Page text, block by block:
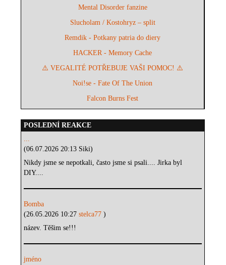
Mental Disorder fanzine
Slucholam / Kostohryz – split
Remdik - Potkany patria do diery
HACKER - Memory Cache
⚠️ VEGALITÉ POTŘEBUJE VAŠI POMOC! ⚠️
Noi!se - Fate Of The Union
Falcon Burns Fest
POSLEDNÍ REAKCE
...
(06.07.2026 20:13 Siki)
Nikdy jsme se nepotkali, často jsme si psali.... Jirka byl
DIY....
Bomba
(26.05.2026 10:27stelca77)
název. Těšim se!!!
jméno